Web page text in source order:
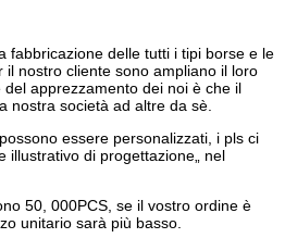
fabbricazione delle tutti i tipi borse e le
il nostro cliente sono ampliano il loro
apprezzamento dei noi è che il
nostra società ad altre da sè.
essere personalizzati, i pls ci
illustrativo di progettazione„ nel
50, 000PCS, se il vostro ordine è
unitario sarà più basso.